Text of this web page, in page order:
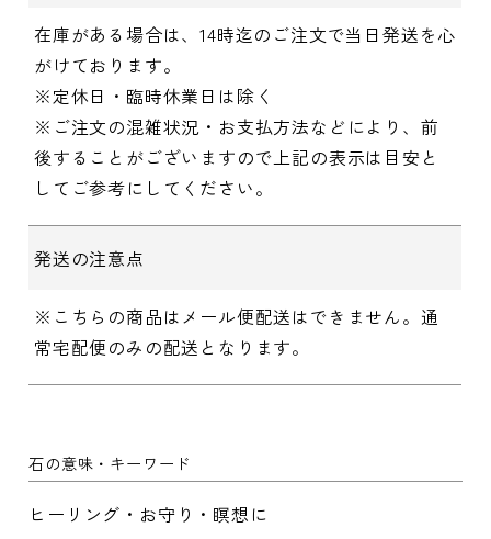
在庫がある場合は、14時迄のご注文で当日発送を心
がけております。
※定休日・臨時休業日は除く
※ご注文の混雑状況・お支払方法などにより、前
後することがございますので上記の表示は目安と
してご参考にしてください。
発送の注意点
※こちらの商品はメール便配送はできません。通
常宅配便のみの配送となります。
石の意味・キーワード
ヒーリング・お守り・瞑想に